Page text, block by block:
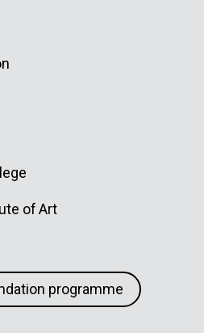
of Art
programme